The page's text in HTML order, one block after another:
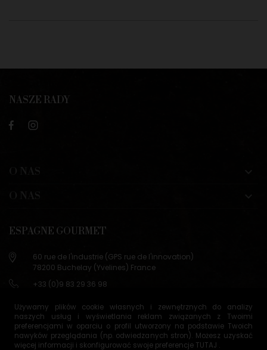
Używamy plików cookie własnych i zewnętrznych do analizy
naszych usług i wyświetlania reklam związanych z Twoimi
preferencjami w oparciu o profil utworzony na podstawie Twoich
nawyków przeglądania (np. odwiedzanych stron). Możesz uzyskać
więcej informacji i skonfigurować swoje preferencje TUTAJ .
NASZE RADY
ESPAGNE GOURMET
60 rue de l'industrie (GPS rue de l'innovation)
78200 Buchelay (Yvelines) France
+33 (0)9 83 29 36 98
78200 Buchelay (Yvelines) France
Contactez-nous